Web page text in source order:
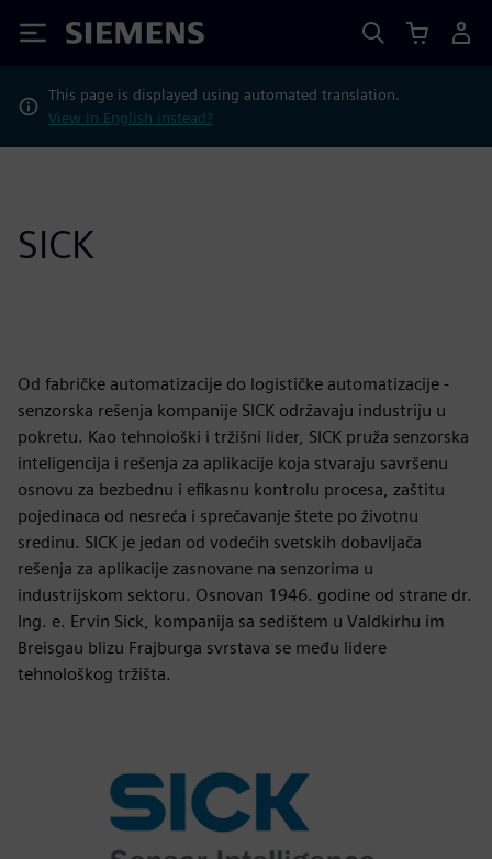
Siemens
This page is displayed using automated translation.
View in English instead?
SICK
Od fabričke automatizacije do logističke automatizacije -
senzorska rešenja kompanije SICK održavaju industriju u
pokretu. Kao tehnološki i tržišni lider, SICK pruža senzorska
inteligencija i rešenja za aplikacije koja stvaraju savršenu
osnovu za bezbednu i efikasnu kontrolu procesa, zaštitu
pojedinaca od nesreća i sprečavanje štete po životnu
sredinu. SICK je jedan od vodećih svetskih dobavljača
rešenja za aplikacije zasnovane na senzorima u
industrijskom sektoru. Osnovan 1946. godine od strane dr.
Ing. e. Ervin Sick, kompanija sa sedištem u Valdkirhu im
Breisgau blizu Frajburga svrstava se među lidere
tehnološkog tržišta.